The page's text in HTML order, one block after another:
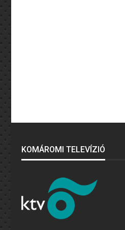
KOMÁROMI TELEVÍZIÓ